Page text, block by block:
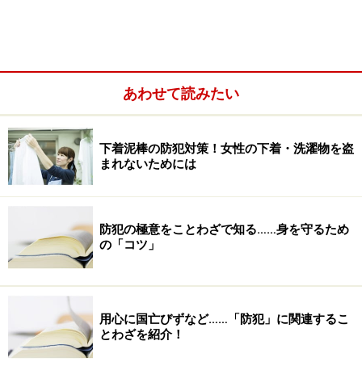
あわせて読みたい
下着泥棒の防犯対策！女性の下着・洗濯物を盗
まれないためには
防犯の極意をことわざで知る……身を守るため
の「コツ」
用心に国亡びずなど……「防犯」に関連するこ
とわざを紹介！